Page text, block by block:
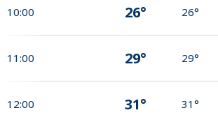
10:00 26° 26°
11:00 29° 29°
12:00 31° 31°